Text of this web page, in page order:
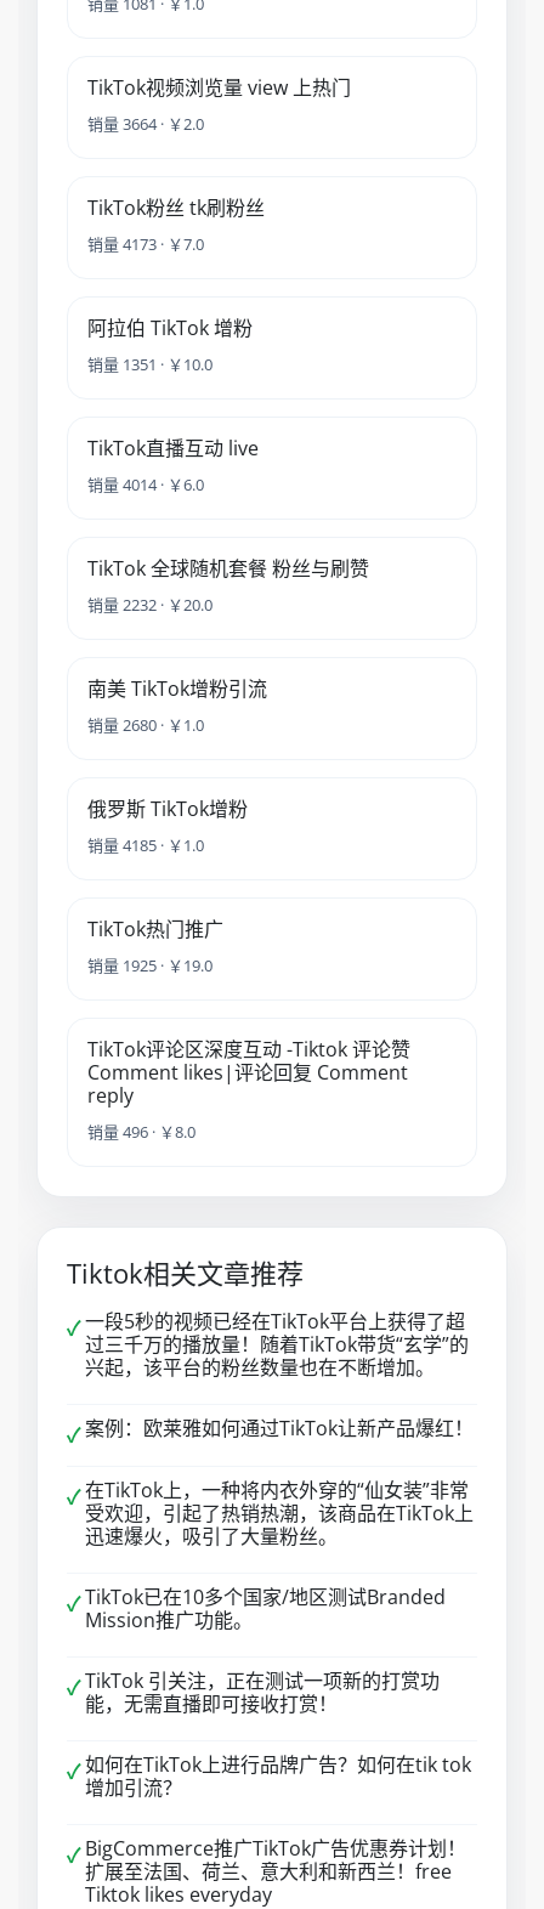
TikTok视频浏览量 view 上热门
销量 3664 · ￥2.0
TikTok粉丝 tk刷粉丝
销量 4173 · ￥7.0
阿拉伯 TikTok 增粉
销量 1351 · ￥10.0
TikTok直播互动 live
销量 4014 · ￥6.0
TikTok 全球随机套餐 粉丝与刷赞
销量 2232 · ￥20.0
南美 TikTok增粉引流
销量 2680 · ￥1.0
俄罗斯 TikTok增粉
销量 4185 · ￥1.0
TikTok热门推广
销量 1925 · ￥19.0
TikTok评论区深度互动 -Tiktok 评论赞
Comment likes|评论回复 Comment
reply
销量 496 · ￥8.0
Tiktok相关文章推荐
✓一段5秒的视频已经在TikTok平台上获得了超
过三千万的播放量！随着TikTok带货“玄学”的
兴起，该平台的粉丝数量也在不断增加。
✓案例：欧莱雅如何通过TikTok让新产品爆红！
✓在TikTok上，一种将内衣外穿的“仙女装”非常
受欢迎，引起了热销热潮，该商品在TikTok上
迅速爆火，吸引了大量粉丝。
✓TikTok已在10多个国家/地区测试Branded
Mission推广功能。
✓TikTok 引关注，正在测试一项新的打赏功
能，无需直播即可接收打赏！
✓如何在TikTok上进行品牌广告？如何在tik tok
增加引流？
✓ BigCommerce推广TikTok广告优惠券计划！
扩展至法国、荷兰、意大利和新西兰！free
Tiktok likes everyday